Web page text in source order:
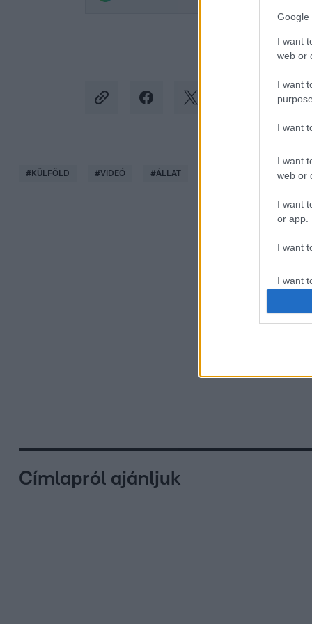
Google
I want
web or
I want
I want
I want
web or
I want
or app.
I want
I want
#KÜLFÖLD #VIDEÓ #ÁLLAT VÍZELVEZETŐ
Címlapról ajánljuk